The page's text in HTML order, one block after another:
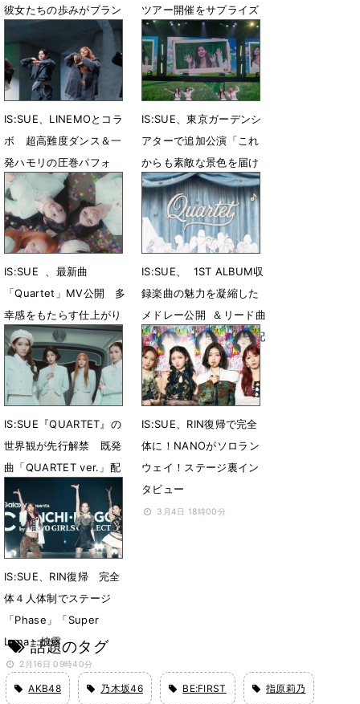
彼女たちの歩みがブラン
ドの掲げる姿勢と共鳴
6月22日 13時41分
ツアー開催をサプライズ
発表
6月20日 16時13分
IS:SUE、LINEMOとコラ
ボ 超高難度ダンス＆一
発ハモリの圧巻パフォ
6月5日 14時32分
IS:SUE、東京ガーデンシ
アターで追加公演「これ
からも素敵な景色を届け
ていきたい」
5月25日 15時30分
IS:SUE 、最新曲
「Quartet」MV公開 多
幸感をもたらす仕上がり
に
5月8日 19時00分
IS:SUE、 1ST ALBUM収
録楽曲の魅力を凝縮した
メドレー公開 ＆リード曲
「Quartet」Short ver.配
信開始
4月21日 19時06分
IS:SUE『QUARTET』の
世界観が先行解禁 既発
曲「QUARTET ver.」配
信スタート
4月10日 22時50分
IS:SUE、RIN復帰で完全
体に！NANOがソロラン
ウェイ！ステージ裏イン
タビュー
3月4日 18時00分
IS:SUE、RIN復帰 完全
体４人体制でステージ
「Phase」「Super
Luna」披露
2月16日 09時40分
話題のタグ
AKB48 乃木坂46 BE:FIRST 指原莉乃